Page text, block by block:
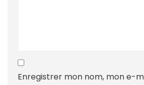
Enregistrer mon nom, mon e-